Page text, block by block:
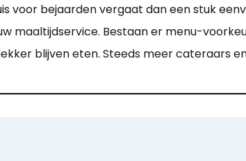
voor bejaarden vergaat dan een stuk
maaltijdservice. Bestaan er menu-
blijven eten. Steeds meer cateraars